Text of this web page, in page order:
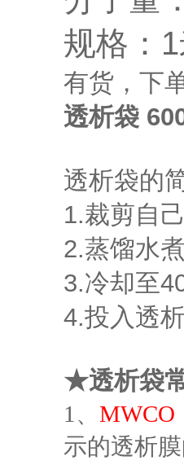
规格：
有货，下
透析袋
透析袋的
1.裁剪自
2.蒸馏水
3.冷却至
4.投入透
★透析袋
1、 MWCO
示的透析